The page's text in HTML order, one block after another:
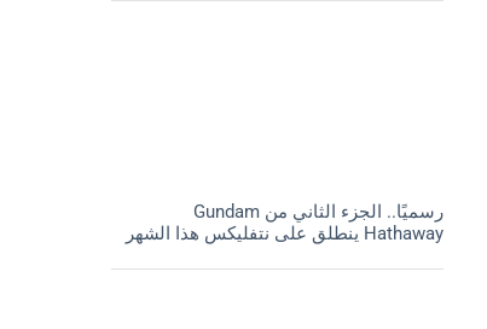
رسميًا.. الجزء الثاني من Gundam
Hathaway ينطلق على نتفليكس هذا الشهر